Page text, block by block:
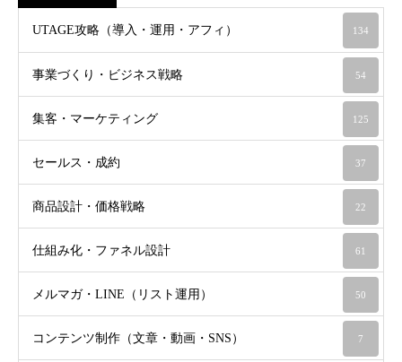
UTAGE攻略（導入・運用・アフィ） 134
事業づくり・ビジネス戦略 54
集客・マーケティング 125
セールス・成約 37
商品設計・価格戦略 22
仕組み化・ファネル設計 61
メルマガ・LINE（リスト運用） 50
コンテンツ制作（文章・動画・SNS） 7